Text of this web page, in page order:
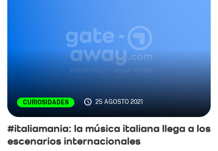
CURIOSIDADES 25 AGOSTO 2021
#italiamania: la música italiana llega a los
escenarios internacionales